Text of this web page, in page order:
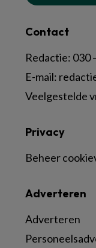
Contact
Redactie: 030
E-mail:
Veelgestelde
Adverteren
Adverteren
Privacy
Beheer